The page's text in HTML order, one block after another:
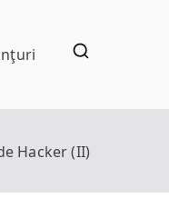
Hacker (II)